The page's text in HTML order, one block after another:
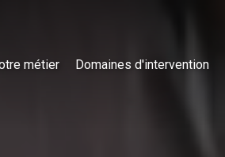
métier Domaines d'intervention